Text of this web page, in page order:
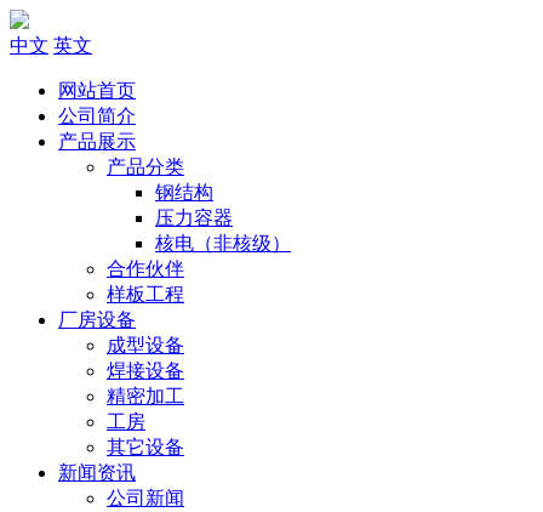
中文 英文
网站首页
公司简介
产品展示
产品分类
钢结构
压力容器
核电（非核级）
合作伙伴
样板工程
厂房设备
成型设备
焊接设备
精密加工
工房
其它设备
新闻资讯
公司新闻